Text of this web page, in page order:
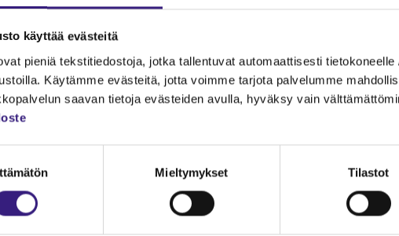
käyttää evästeitä
pieniä tekstitiedostoja, jotka tallentuvat automaattisesti
Käytämme evästeitä, jotta voimme tarjota palvelumme
saavan tietoja evästeiden avulla, hyväksy vain
Mieltymykset Tilastot